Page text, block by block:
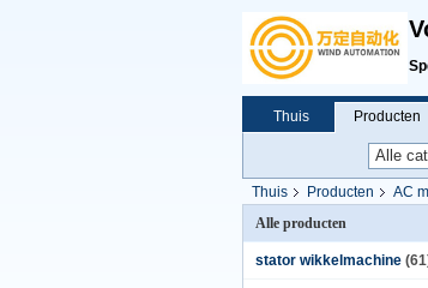
Thuis Producten
Thuis Producten AC
Alle producten
stator wikkelmachine